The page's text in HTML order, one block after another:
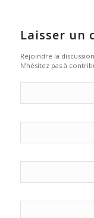
Laisser un
Rejoindre la
N’hésitez pas à